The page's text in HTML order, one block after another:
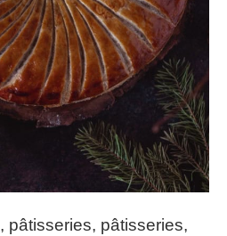
pâtisseries, pâtisseries,